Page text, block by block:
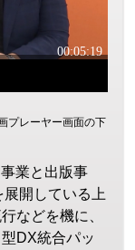
プレーヤー画面の下
業と出版事
開している上
などを機に、
DX統合パッ